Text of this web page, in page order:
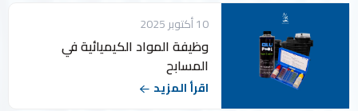
10 أكتوبر 2025
وظيفة المواد الكيميائية في
المسابح
اقرأ المزيد